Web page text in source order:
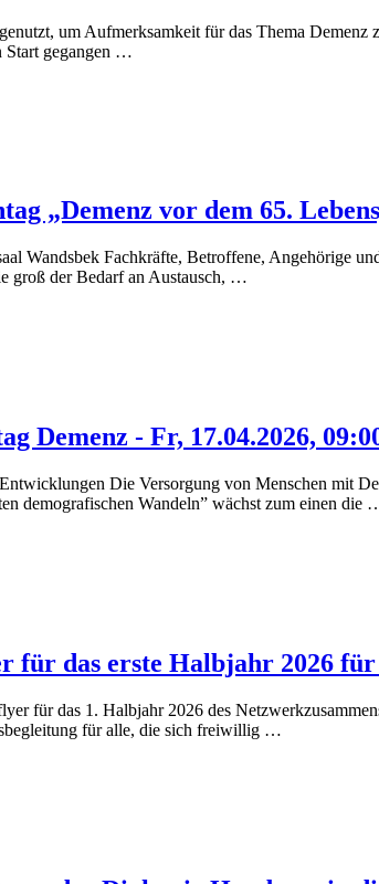
um Aufmerksamkeit für das Thema
Start gegangen …
„Demenz vor dem 65.
Wandsbek Fachkräfte, Betroffene, Angehörige
groß der Bedarf an Austausch, …
Demenz - Fr, 17.04.2026,
Die Versorgung von Menschen mit
demografischen Wandeln” wächst zum einen die
für das erste Halbjahr 2026
für das 1. Halbjahr 2026 des
für alle, die sich freiwillig …